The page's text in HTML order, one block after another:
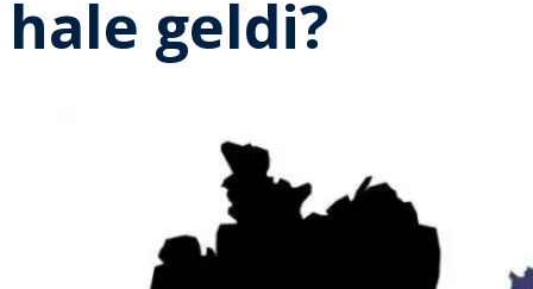
hale geldi?